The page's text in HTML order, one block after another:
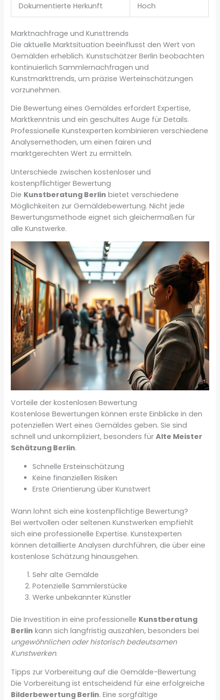
Dokumentierte Herkunft Hoch
Marktnachfrage und Kunsttrends
Die aktuelle Marktsituation beeinflusst den Wert von
Gemälden erheblich. Kunstschätzer Berlin beobachten
kontinuierlich Sammlernachfragen und
Kunstmarkttrends, um präzise Werteinschätzungen
vorzunehmen.
Die Bewertung eines Gemäldes erfordert Expertise,
Marktkenntnis und ein geschultes Auge für Details.
Professionelle Kunstexperten kombinieren verschiedene
Analysemethoden, um einen fairen und
marktgerechten Wert zu ermitteln.
Unterschiede zwischen kostenloser und
kostenpflichtiger Bewertung
Die Kunstberatung Berlin bietet verschiedene
Möglichkeiten zur Gemäldebewertung. Nicht jede
Bewertungsmethode eignet sich gleichermaßen für
alle Kunstwerke.
Vorteile der kostenlosen Bewertung
Kostenlose Bewertungen können erste Einblicke in den
potenziellen Wert eines Gemäldes geben. Sie sind
schnell und unkompliziert, besonders fürAlte Meister
Schätzung Berlin.
Schnelle Ersteinschätzung
Keine finanziellen Risiken
Erste Orientierung über Kunstwert
Wann lohnt sich eine kostenpflichtige Bewertung?
Bei wertvollen oder seltenen Kunstwerken empfiehlt
sich eine professionelle Expertise. Kunstexperten
können detaillierte Analysen durchführen, die über eine
kostenlose Schätzung hinausgehen.
Sehr alte Gemälde
Potenzielle Sammlerstücke
Werke unbekannter Künstler
Die Investition in eine professionelle Kunstberatung
Berlin kann sich langfristig auszahlen, besonders bei
ungewöhnlichen oder historisch bedeutsamen
Kunstwerken.
Tipps zur Vorbereitung auf die Gemälde-Bewertung
Die Vorbereitung ist entscheidend für eine erfolgreiche
Bilderbewertung Berlin. Eine sorgfältige